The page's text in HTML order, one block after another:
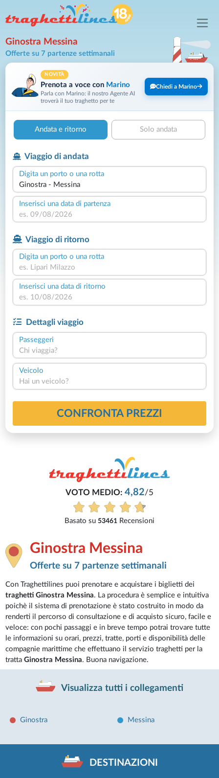
Ginostra Messina
Offerte su 7 partenze settimanali
NOVITÀ
Prenota a voce con Marino
Parla con Marino: il nostro Agente AI
troverà il tuo traghetto per te
Chiedi a Marino
Andata e ritorno Solo andata
Viaggio di andata
Digita un porto o una rotta
Inserisci una data di partenza
Viaggio di ritorno
Digita un porto o una rotta
Inserisci una data di ritorno
Dettagli viaggio
Passeggeri
Chi viaggia?
Veicolo
Hai un veicolo?
CONFRONTA PREZZI
VOTO MEDIO: 4,82/5
Basato su 53461 Recensioni
Ginostra Messina
Offerte su 7 partenze settimanali
Con Traghettilines puoi prenotare e acquistare i biglietti dei
traghetti Ginostra Messina. La procedura è semplice e intuitiva
poichè il sistema di prenotazione è stato costruito in modo da
renderti il percorso di consultazione e di acquisto sicuro, facile e
veloce: con pochi passaggi e in breve tempo potrai trovare tutte
le informazioni su orari, prezzi, tratte, porti e disponibilità delle
compagnie marittime che effettuano il servizio traghetti per la
trattaGinostra Messina. Buona navigazione.
Visualizza tutti i collegamenti
Ginostra Messina
DESTINAZIONI